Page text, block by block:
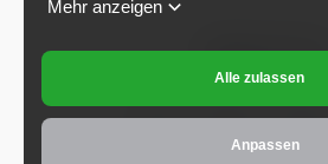
Mehr anzeigen
Alle zulassen
Anpassen
Folgen Sie uns!